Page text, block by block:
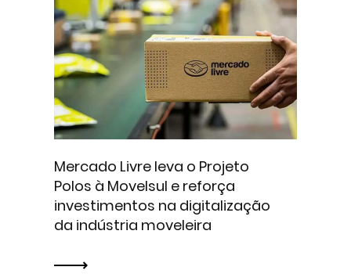
Mercado Livre leva o Projeto
Polos à Movelsul e reforça
investimentos na digitalização
da indústria moveleira